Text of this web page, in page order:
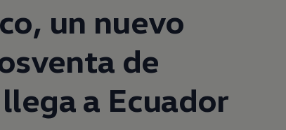
un nuevo
de
llega a Ecuador